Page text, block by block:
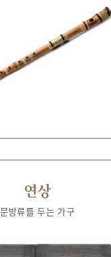
연상
문방류를 두는 가구